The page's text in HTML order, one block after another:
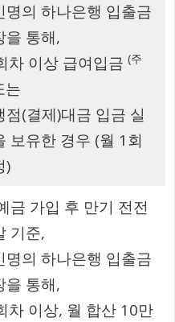
명의 하나은행 입출금
을 통해,
차 이상 급여입금 (주
는
점(결제)대금 입금 실
보유한 경우 (월 1회
)
금 가입 후 만기 전전
기준,
명의 하나은행 입출금
을 통해,
차 이상, 월 합산 10만